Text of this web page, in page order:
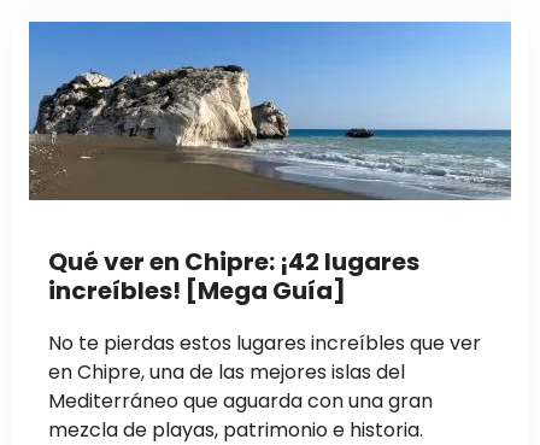
Qué ver en Chipre: ¡42 lugares
increíbles! [Mega Guía]
No te pierdas estos lugares increíbles que ver
en Chipre, una de las mejores islas del
Mediterráneo que aguarda con una gran
mezcla de playas, patrimonio e historia.